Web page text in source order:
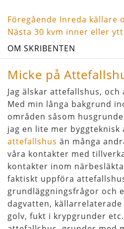
Inläggsnavigering
Föregående
inlägg
Föregående Inreda källare
Nästa
inlägg
Nästa 30 kvm inner eller
OM SKRIBENTEN
Micke på
Jag älskar attefallshus,
Med min långa bakgrund
områden såsom
jag en lite mer
attefallshus än många
våra kontakter med
kontakter inom
faktiskt uppföra
grundläggningsfrågor och
dagvatten,
golv, fukt i krypgrunder